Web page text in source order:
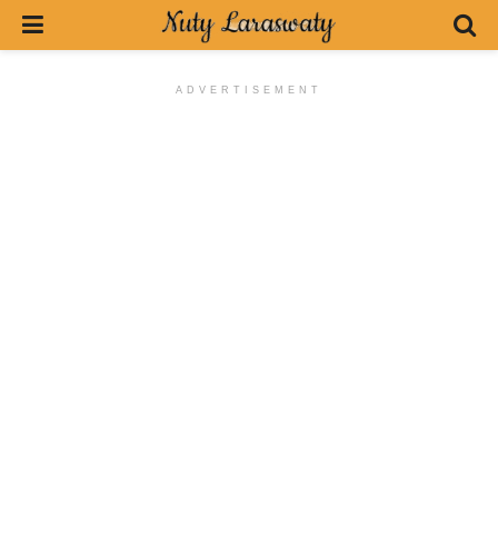
ADVERTISEMENT